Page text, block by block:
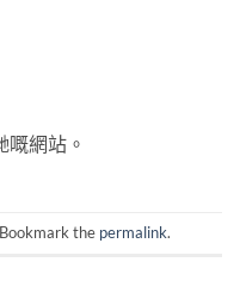
網站。
the permalink.